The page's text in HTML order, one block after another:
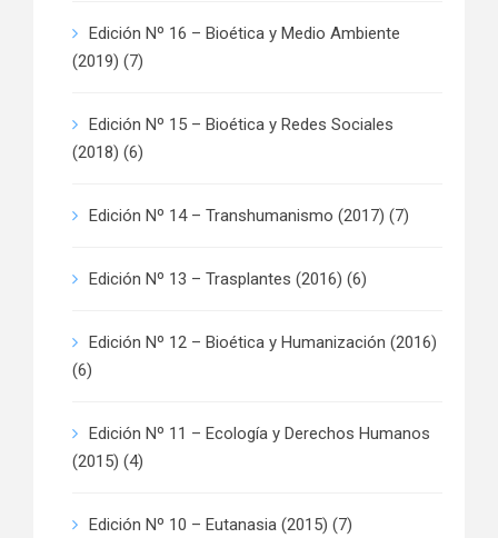
Edición Nº 16 – Bioética y Medio Ambiente
(2019) (7)
Edición Nº 15 – Bioética y Redes Sociales
(2018) (6)
Edición Nº 14 – Transhumanismo (2017) (7)
Edición Nº 13 – Trasplantes (2016) (6)
Edición Nº 12 – Bioética y Humanización (2016)
(6)
Edición Nº 11 – Ecología y Derechos Humanos
(2015) (4)
Edición Nº 10 – Eutanasia (2015) (7)